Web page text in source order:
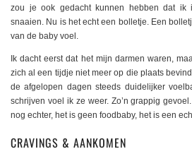
zou je ook gedacht kunnen hebben dat ik
snaaien. Nu is het echt een bolletje. Een
van de baby voel.
Ik dacht eerst dat het mijn darmen waren,
zich al een tijdje niet meer op die plaats
de afgelopen dagen steeds duidelijker
schrijven voel ik ze weer. Zo’n grappig
nog echter, het is geen foodbaby, het is een
CRAVINGS & AANKOMEN